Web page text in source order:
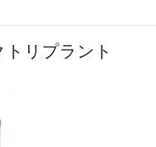
リプラント